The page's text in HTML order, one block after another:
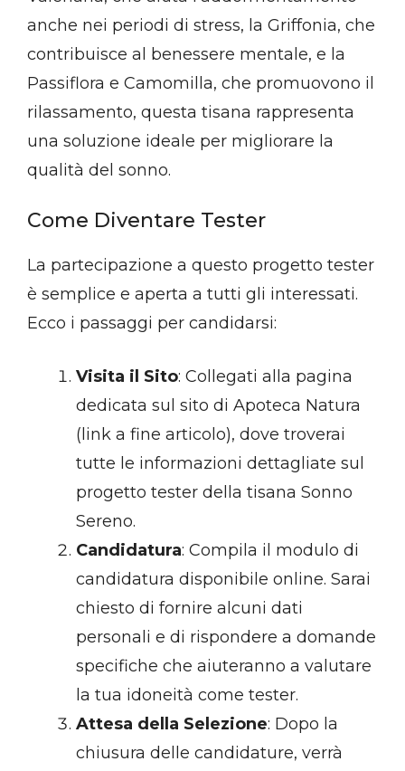
anche nei periodi di stress, la Griffonia, che
contribuisce al benessere mentale, e la
Passiflora e Camomilla, che promuovono il
rilassamento, questa tisana rappresenta
una soluzione ideale per migliorare la
qualità del sonno.
Come Diventare Tester
La partecipazione a questo progetto tester
è semplice e aperta a tutti gli interessati.
Ecco i passaggi per candidarsi:
Visita il Sito: Collegati alla pagina
dedicata sul sito di Apoteca Natura
(link a fine articolo), dove troverai
tutte le informazioni dettagliate sul
progetto tester della tisana Sonno
Sereno.
Candidatura: Compila il modulo di
candidatura disponibile online. Sarai
chiesto di fornire alcuni dati
personali e di rispondere a domande
specifiche che aiuteranno a valutare
la tua idoneità come tester.
Attesa della Selezione: Dopo la
chiusura delle candidature, verrà